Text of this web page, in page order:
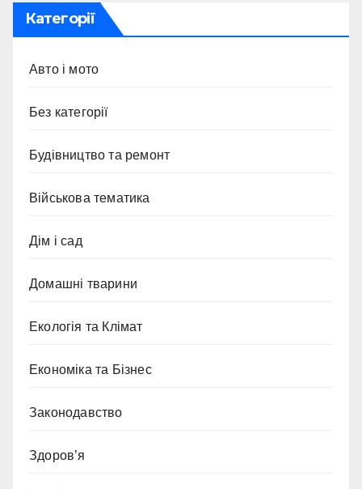
Категорії
Авто і мото
Без категорії
Будівництво та ремонт
Військова тематика
Дім і сад
Домашні тварини
Екологія та Клімат
Економіка та Бізнес
Законодавство
Здоров’я